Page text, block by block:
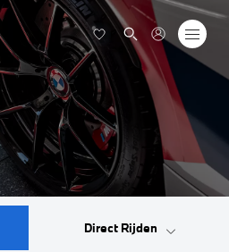
Direct Rijden